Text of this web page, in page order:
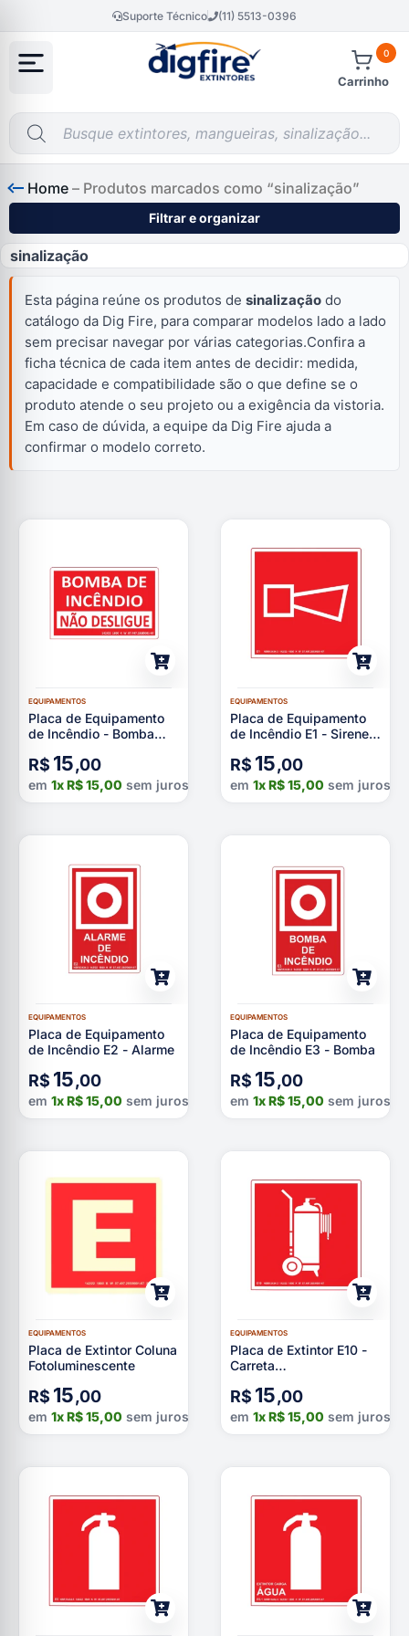
Suporte Técnico (11) 5513-0396
Carrinho
0
Home – Produtos marcados como “sinalização”
Filtrar e organizar
sinalização
Esta página reúne os produtos de sinalização do
catálogo da Dig Fire, para comparar modelos lado a lado
sem precisar navegar por várias categorias.Confira a
ficha técnica de cada item antes de decidir: medida,
capacidade e compatibilidade são o que define se o
produto atende o seu projeto ou a exigência da vistoria.
Em caso de dúvida, a equipe da Dig Fire ajuda a
confirmar o modelo correto.
EQUIPAMENTOS
Placa de Equipamento
de Incêndio - Bomba
R$ 15,00
em 1xR$15,00 sem juros
EQUIPAMENTOS
Placa de Equipamento
de Incêndio E1 - Sirene
R$ 15,00
em 1xR$15,00 sem juros
EQUIPAMENTOS
Placa de Equipamento
de Incêndio E2 - Alarme
R$ 15,00
em 1xR$15,00 sem juros
EQUIPAMENTOS
Placa de Equipamento
de Incêndio E3 - Bomba
R$ 15,00
em 1xR$15,00 sem juros
EQUIPAMENTOS
Placa de Extintor Coluna
Fotoluminescente
R$ 15,00
em 1xR$15,00 sem juros
EQUIPAMENTOS
Placa de Extintor E10 -
Carreta
R$ 15,00
em 1xR$15,00 sem juros